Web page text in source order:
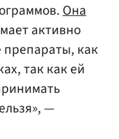
Она
активно
как
так как ей
—